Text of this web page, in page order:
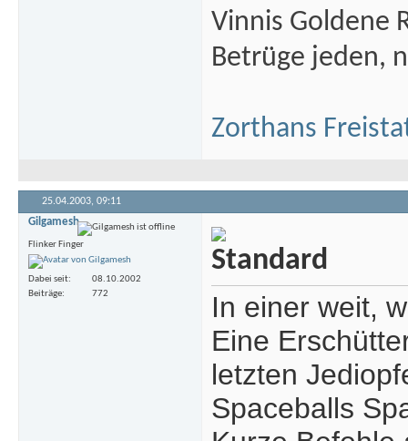
Vinnis Goldene
Betrüge jeden,
Zorthans
25.04.2003, 09:11
Gilgamesh
Flinker Finger
Dabei seit
08.10.2002
Beiträge
772
In einer weit,
Eine
letzten
Spaceballs